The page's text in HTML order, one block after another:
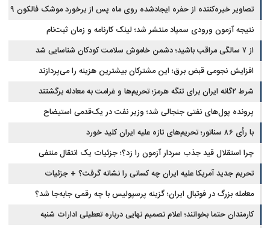
تصاویر خیره‌کننده از حفره ایجادشده روی ماه پس از برخورد موشک فالکون ۹
نتیجه آزمون ورودی سمپاد منتشر شد؛ لینک کارنامه و زمان ثبت‌نام
از ۷ سالگی مراقب باشید؛ دشمن خاموش سلامت کودکان شناسایی شد
افزایش نجومی قبض برق؛ این مشترکان بیشترین هزینه را می‌پردازند
شرط ۲گانه ایران برای تنگه هرمز؛ تحریم‌ها و غرامت به معادله برگشتند
پرونده پول‌های نفتی جنجالی شد؛ وزیر نفت در یک‌قدمی استیضاح
با رأی ۸۶ سناتور؛ تحریم‌های تازه علیه ایران کلید خورد
چرا استقلال قید جذب سردار آزمون را زد؟؛ جزئیات یک انتقال منتفی
تحریم جدید آمریکا علیه ایران چه کسانی را نشانه گرفت؟ + جزئیات
معامله بزرگ در فوتبال ایران؛ گزینه پرسپولیس با چه رقمی جابه‌جا شد؟
کارمندان حتما بخوانند؛ اعلام تصمیم نهایی درباره تعطیلی ادارات شنبه